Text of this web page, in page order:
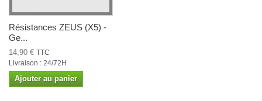
Résistances ZEUS (X5) -
Ge...
14,90 € TTC
Livraison : 24/72H
Ajouter au panier